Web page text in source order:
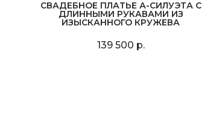
СВАДЕБНОЕ ПЛАТЬЕ А-СИЛУЭТА С
ДЛИННЫМИ РУКАВАМИ ИЗ
ИЗЫСКАННОГО КРУЖЕВА
139 500 р.